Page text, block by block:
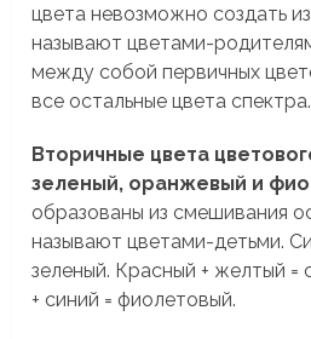
цвета невозможно создать
называют цветами-
между собой первичных
все остальные цвета спектра.
Вторичные цвета
зеленый, оранжевый и
образованы из смешивания
называют цветами-детьми.
зеленый. Красный + желтый
+ синий = фиолетовый.